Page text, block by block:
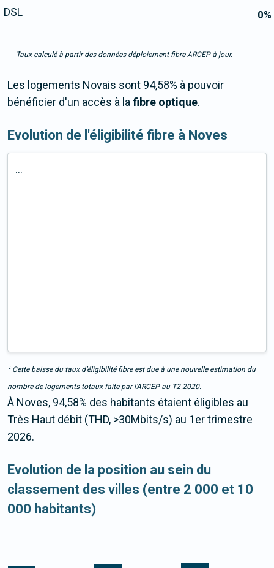
0%
DSL
Taux calculé à partir des données déploiement fibre ARCEP à jour.
Les logements Novais sont 94,58% à pouvoir
bénéficier d'un accès à lafibre optique.
Evolution de l'éligibilité fibre à Noves
...
* Cette baisse du taux d’éligibilité fibre est due à une nouvelle estimation du
nombre de logements totaux faite par l’ARCEP au T2 2020.
À Noves, 94,58% des habitants étaient éligibles au
Très Haut débit (THD, >30Mbits/s) au 1er trimestre
2026.
Evolution de la position au sein du
classement des villes (entre 2 000 et 10
000 habitants)